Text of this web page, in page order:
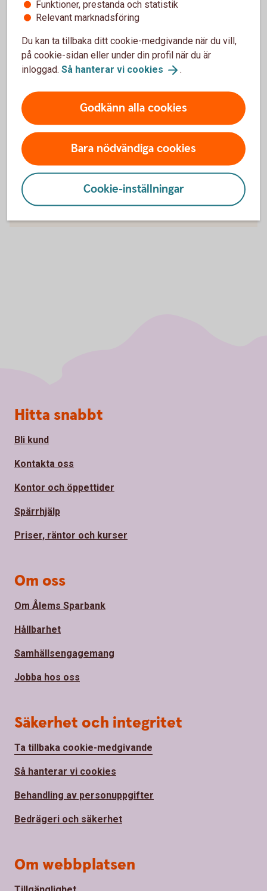
Hur sparar jag?
När kan sparandet utbetalas?
För att se detta innehåll behöver du först
godkänna cookies för Funktioner, prestanda
Funktioner, prestanda och statistik
Relevant marknadsföring
Du kan ta tillbaka ditt cookie-medgivande när du vill,
på cookie-sidan eller under din profil när du är
inloggad. Så hanterar vi cookies .
Godkänn alla cookies
Bara nödvändiga cookies
Cookie-inställningar
Sidfot
Hitta snabbt
Bli kund
Kontakta oss
Kontor och öppettider
Spärrhjälp
Priser, räntor och kurser
Om oss
Om Ålems Sparbank
Hållbarhet
Samhällsengagemang
Jobba hos oss
Säkerhet och integritet
Ta tillbaka cookie-medgivande
Så hanterar vi cookies
Behandling av personuppgifter
Bedrägeri och säkerhet
Om webbplatsen